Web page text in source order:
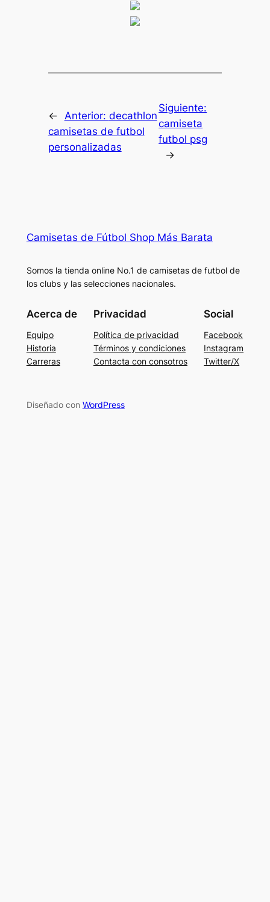
← Anterior: decathlon
camisetas de futbol
personalizadas
Siguiente:
camiseta
futbol psg
→
Camisetas de Fútbol Shop Más Barata
Somos la tienda online No.1 de camisetas de futbol de
los clubs y las selecciones nacionales.
Acerca de
Equipo
Historia
Carreras
Privacidad
Política de privacidad
Términos y condiciones
Contacta con consotros
Social
Facebook
Instagram
Twitter/X
Diseñado con WordPress